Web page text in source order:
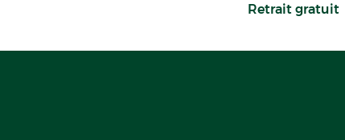
Retrait gratuit